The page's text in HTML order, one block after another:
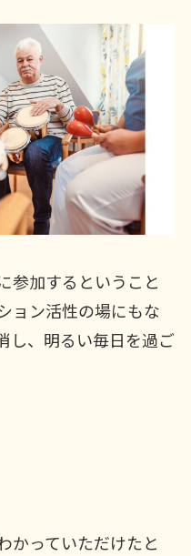
参加するということ
ョン活性の場にもな
し、明るい毎日を過ご
かっていただけたと